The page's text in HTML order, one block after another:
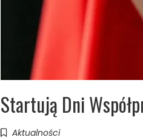
Startują Dni
Aktualności